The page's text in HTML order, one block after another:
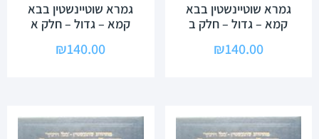
גמרא שוטיינשטין בבא
קמא – גדול – חלק ב
₪140.00
גמרא שוטיינשטין בבא
קמא – גדול – חלק א
₪140.00